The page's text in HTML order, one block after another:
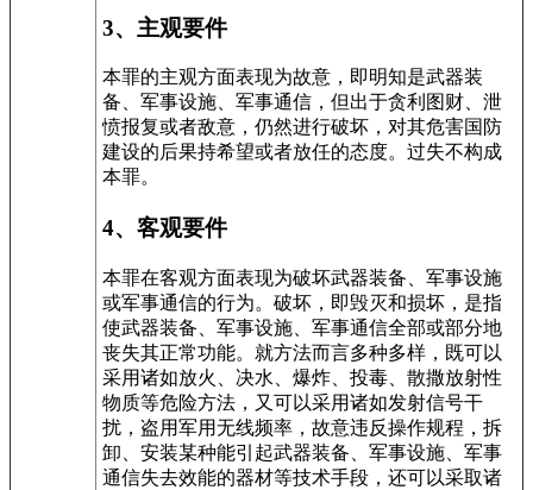
3、主观要件
本罪的主观方面表现为故意，即明知是武器装
备、军事设施、军事通信，但出于贪利图财、泄
愤报复或者敌意，仍然进行破坏，对其危害国防
建设的后果持希望或者放任的态度。过失不构成
本罪。
4、客观要件
本罪在客观方面表现为破坏武器装备、军事设施
或军事通信的行为。破坏，即毁灭和损坏，是指
使武器装备、军事设施、军事通信全部或部分地
丧失其正常功能。就方法而言多种多样，既可以
采用诸如放火、决水、爆炸、投毒、散撒放射性
物质等危险方法，又可以采用诸如发射信号干
扰，盗用军用无线频率，故意违反操作规程，拆
卸、安装某种能引起武器装备、军事设施、军事
通信失去效能的器材等技术手段，还可以采取诸